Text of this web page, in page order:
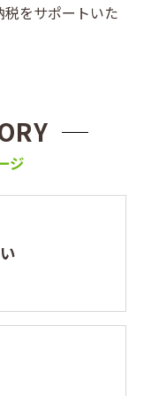
をサポートいた
ジ